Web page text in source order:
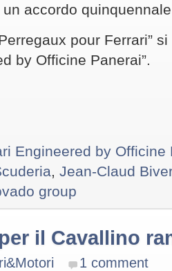
un accordo
pour Ferrari”
by Officine Panerai”.
Engineered by Officine
Jean-Claud Biver
group
il Cavallino
1 comment